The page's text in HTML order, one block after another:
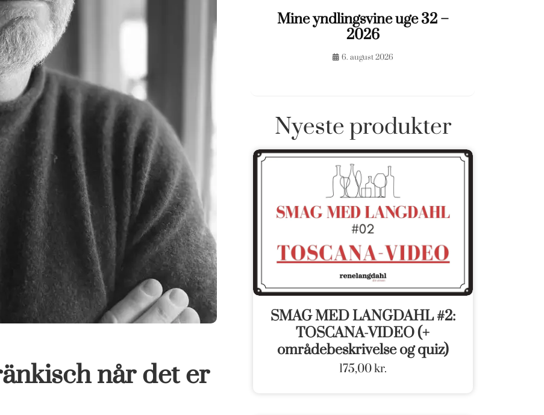
når det er
Mine yndlingsvine uge 32 –
2026
6. august 2026
Nyeste produkter
SMAG MED LANGDAHL #2:
TOSCANA-VIDEO (+
områdebeskrivelse og quiz)
175,00kr.